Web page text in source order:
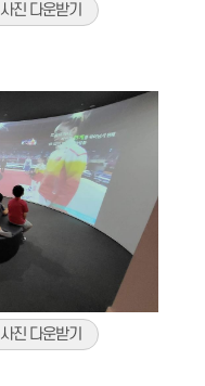
사진 다운받기
사진 다운받기